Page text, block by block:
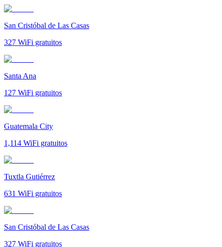
San Cristóbal de Las Casas
327 WiFi gratuitos
Santa Ana
127 WiFi gratuitos
Guatemala City
1,114 WiFi gratuitos
Tuxtla Gutiérrez
631 WiFi gratuitos
San Cristóbal de Las Casas
327 WiFi gratuitos